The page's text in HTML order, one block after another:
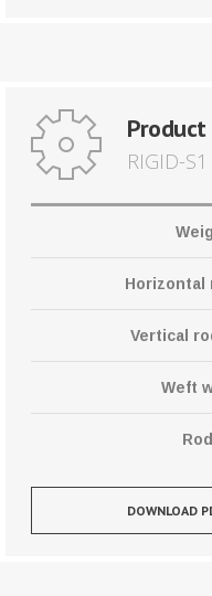
Product
RIGID-S1
Horizontal
Vertical
Weft
DOWNLOAD